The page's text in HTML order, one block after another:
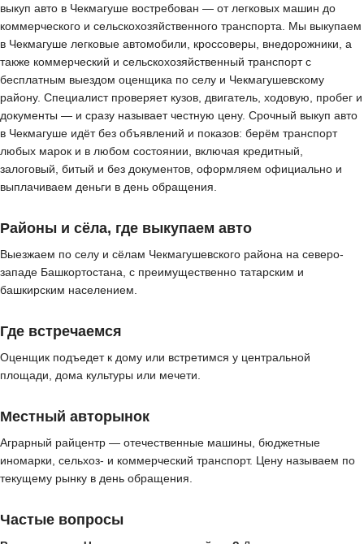
выкуп авто в Чекмагуше востребован — от легковых машин до
коммерческого и сельскохозяйственного транспорта. Мы выкупаем
в Чекмагуше легковые автомобили, кроссоверы, внедорожники, а
также коммерческий и сельскохозяйственный транспорт с
бесплатным выездом оценщика по селу и Чекмагушевскому
району. Специалист проверяет кузов, двигатель, ходовую, пробег и
документы — и сразу называет честную цену. Срочный выкуп авто
в Чекмагуше идёт без объявлений и показов: берём транспорт
любых марок и в любом состоянии, включая кредитный,
залоговый, битый и без документов, оформляем официально и
выплачиваем деньги в день обращения.
Районы и сёла, где выкупаем авто
Выезжаем по селу и сёлам Чекмагушевского района на северо-
западе Башкортостана, с преимущественно татарским и
башкирским населением.
Где встречаемся
Оценщик подъедет к дому или встретимся у центральной
площади, дома культуры или мечети.
Местный авторынок
Аграрный райцентр — отечественные машины, бюджетные
иномарки, сельхоз- и коммерческий транспорт. Цену называем по
текущему рынку в день обращения.
Частые вопросы